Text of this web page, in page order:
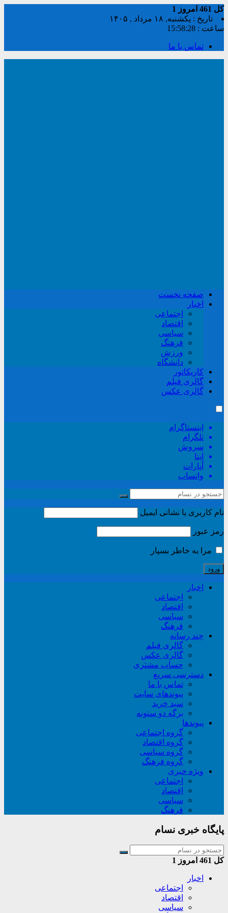
کل امروز
1
تاریخ : یکشنبه, ۱۸ مرداد , ۱۴۰۵
ساعت : 15:58:29
تماس با ما
صفحه نخست
اخبار
اجتماعی
اقتصاد
سیاسی
فرهنگ
ورزش
دانشگاه
کاریکاتور
گالری فیلم
گالری عکس
اینستاگرام
تلگرام
سروش
ایتا
آپارات
واتساپ
نام کاربری یا نشانی ایمیل
رمز عبور
مرا به خاطر بسپار
اخبار
اجتماعی
اقتصاد
سیاسی
فرهنگ
چند رسانه
گالری فیلم
گالری عکس
حساب مشتری
دسترسی سریع
تماس با ما
پیوندهای سایت
سبد خريد
برگه دو ستونه
پیوندها
گروه اجتماعی
گروه اقتصاد
گروه سیاسی
گروه فرهنگ
ویژه خبری
اجتماعی
اقتصاد
سیاسی
فرهنگ
پایگاه خبری نسام
کل امروز 1
اخبار
اجتماعی
اقتصاد
سیاسی